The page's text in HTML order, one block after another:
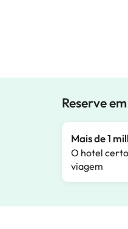
Reserve
Mais de 1
O hotel
viagem